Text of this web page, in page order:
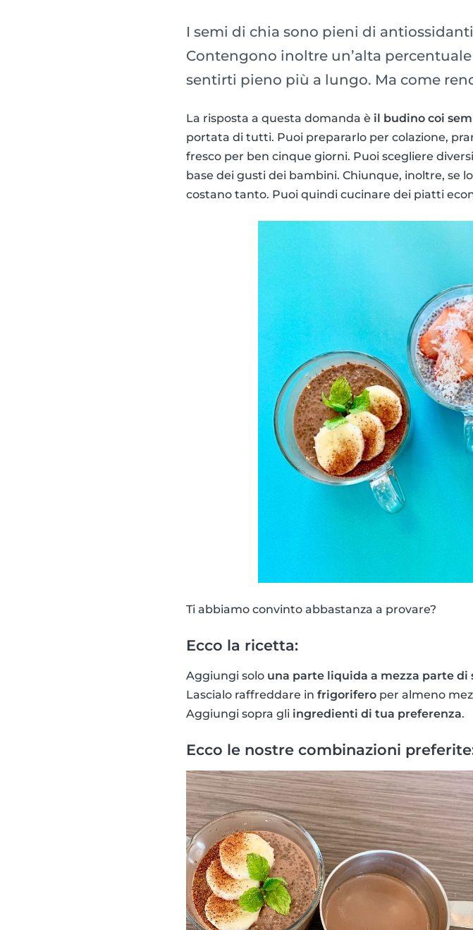
I semi di chia sono pieni di
Contengono inoltre un’alta
sentirti pieno più a lungo. Ma come
La risposta a questa domanda è il budino coi
portata di tutti. Puoi prepararlo per colazione,
fresco per ben cinque giorni. Puoi scegliere
base dei gusti dei bambini. Chiunque, inoltre, se
costano tanto. Puoi quindi cucinare dei piatti
Ti abbiamo convinto abbastanza a provare?
Ecco la ricetta:
Aggiungi solo una parte liquida a mezza parte di
Lascialo raffreddare in frigorifero per almeno
Aggiungi sopra gli ingredienti di tua preferenza.
Ecco le nostre combinazioni